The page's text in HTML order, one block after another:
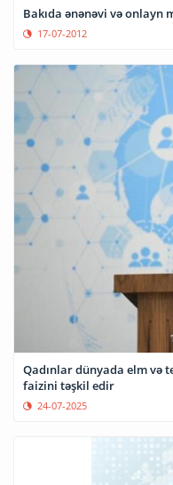
Bakıda ənənəvi və onlayn
17-07-2012
Qadınlar dünyada elm və
faizini təşkil edir
24-07-2025